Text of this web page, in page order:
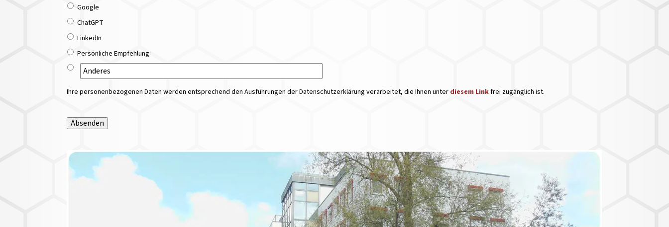
Google
ChatGPT
LinkedIn
Persönliche Empfehlung
Ihre personenbezogenen Daten werden entsprechend den Ausführungen der Datenschutzerklärung verarbeitet, die Ihnen unter diesem Linkfrei zugänglich ist.
Absenden